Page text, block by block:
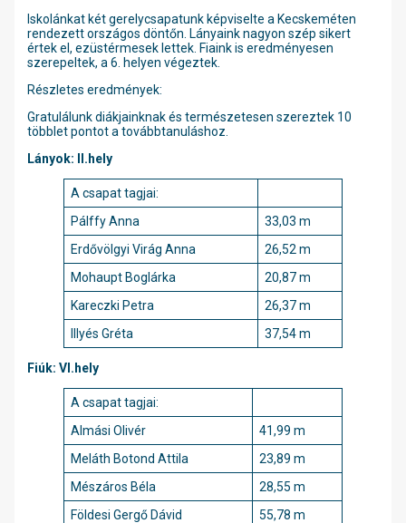
Iskolánkat két gerelycsapatunk képviselte a Kecskeméten
rendezett országos döntőn. Lányaink nagyon szép sikert
értek el, ezüstérmesek lettek. Fiaink is eredményesen
szerepeltek, a 6. helyen végeztek.
Részletes eredmények:
Gratulálunk diákjainknak és természetesen szereztek 10
többlet pontot a továbbtanuláshoz.
Lányok: II.hely
A csapat tagjai:
Pálffy Anna
33,03 m
Erdővölgyi Virág Anna
26,52 m
Mohaupt Boglárka
20,87 m
Kareczki Petra
26,37 m
Illyés Gréta
37,54 m
Fiúk: VI.hely
A csapat tagjai:
Almási Olivér
41,99 m
Meláth Botond Attila
23,89 m
Mészáros Béla
28,55 m
Földesi Gergő Dávid
55,78 m